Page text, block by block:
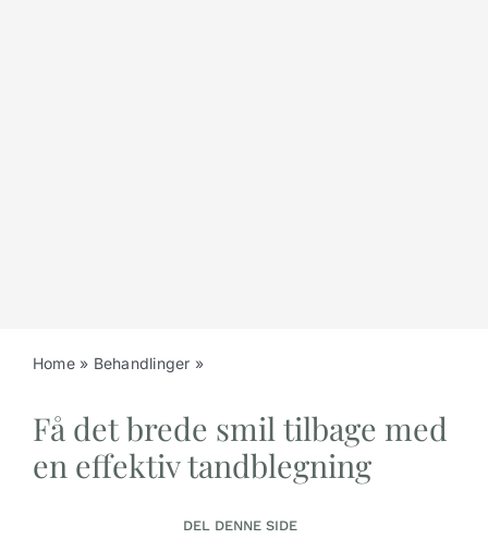
Home» Behandlinger »
Få det brede smil tilbage med
en effektiv tandblegning
DEL DENNE SIDE